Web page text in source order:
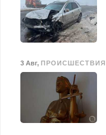
3 Авг, ПРОИСШЕСТВИЯ